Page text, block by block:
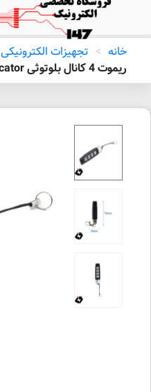
خانه > تجهیزات الکترونیکی
ریموت 4 کانال بلوتوثی Duplicator طرح مدادی 433MHz